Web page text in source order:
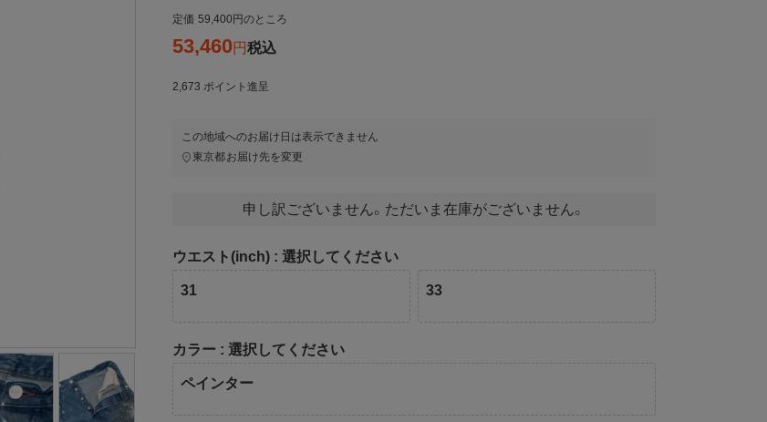
定価 59,400 のところ
53,460 税込
2,673 ポイント進呈
この地域へのお届け日は表示できません
東京都お届け先を変更
申し訳ございません。ただいま在庫がございません。
ウエスト(inch) 選択してください
31 33
カラー 選択してください
ペインター